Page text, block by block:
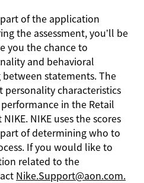
of the application
the assessment, you’ll be
you the chance to
and behavioral
statements. The
personality characteristics
in the Retail
NIKE uses the scores
of determining who to
If you would like to
related to the
Nike.Support@aon.com.